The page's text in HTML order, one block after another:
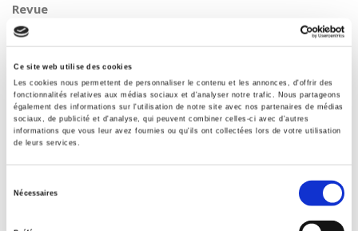
Ce site web utilise des cookies
Les cookies nous permettent de personnaliser le contenu et les annonces, d'offrir des
fonctionnalités relatives aux médias sociaux et d'analyser notre trafic. Nous partageons
également des informations sur l'utilisation de notre site avec nos partenaires de médias
sociaux, de publicité et d'analyse, qui peuvent combiner celles-ci avec d'autres
informations que vous leur avez fournies ou qu'ils ont collectées lors de votre utilisation
de leurs services.
Nécessaires
Revue
Revue économique
ISSN
00352764
Langue
français
BISAC Subject Heading
POL000000 POLITICAL SCIENCE
06 Professionnel et académique